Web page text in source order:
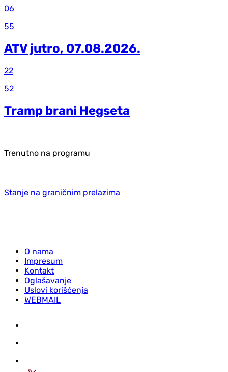
06
55
ATV jutro, 07.08.2026.
22
52
Tramp brani Hegseta
Trenutno na programu
Stanje na graničnim prelazima
O nama
Impresum
Kontakt
Oglašavanje
Uslovi korišćenja
WEBMAIL